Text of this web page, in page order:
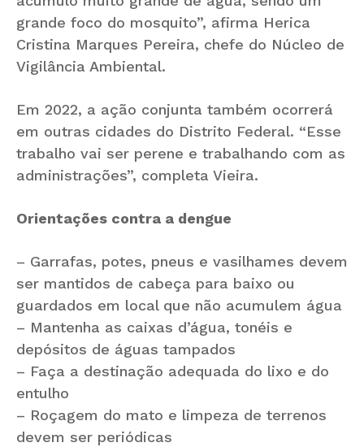
grande foco do mosquito”, afirma Herica
Cristina Marques Pereira, chefe do Núcleo de
Vigilância Ambiental.
Em 2022, a ação conjunta também ocorrerá
em outras cidades do Distrito Federal. “Esse
trabalho vai ser perene e trabalhando com as
administrações”, completa Vieira.
Orientações contra a dengue
– Garrafas, potes, pneus e vasilhames devem
ser mantidos de cabeça para baixo ou
guardados em local que não acumulem água
– Mantenha as caixas d’água, tonéis e
depósitos de águas tampados
– Faça a destinação adequada do lixo e do
entulho
– Roçagem do mato e limpeza de terrenos
devem ser periódicas